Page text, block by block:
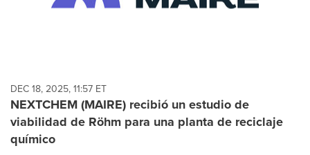
DEC 18, 2025, 11:57 ET
NEXTCHEM (MAIRE) recibió un estudio de
viabilidad de Röhm para una planta de reciclaje
químico